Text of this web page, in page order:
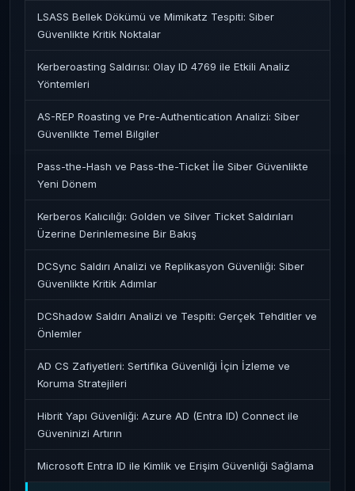
LSASS Bellek Dökümü ve Mimikatz Tespiti: Siber
Güvenlikte Kritik Noktalar
Kerberoasting Saldırısı: Olay ID 4769 ile Etkili Analiz
Yöntemleri
AS-REP Roasting ve Pre-Authentication Analizi: Siber
Güvenlikte Temel Bilgiler
Pass-the-Hash ve Pass-the-Ticket İle Siber Güvenlikte
Yeni Dönem
Kerberos Kalıcılığı: Golden ve Silver Ticket Saldırıları
Üzerine Derinlemesine Bir Bakış
DCSync Saldırı Analizi ve Replikasyon Güvenliği: Siber
Güvenlikte Kritik Adımlar
DCShadow Saldırı Analizi ve Tespiti: Gerçek Tehditler ve
Önlemler
AD CS Zafiyetleri: Sertifika Güvenliği İçin İzleme ve
Koruma Stratejileri
Hibrit Yapı Güvenliği: Azure AD (Entra ID) Connect ile
Güveninizi Artırın
Microsoft Entra ID ile Kimlik ve Erişim Güvenliği Sağlama